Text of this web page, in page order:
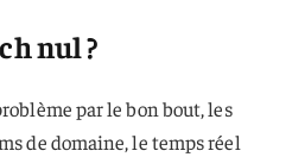
nul ?
par le bon bout, les
de domaine, le temps réel